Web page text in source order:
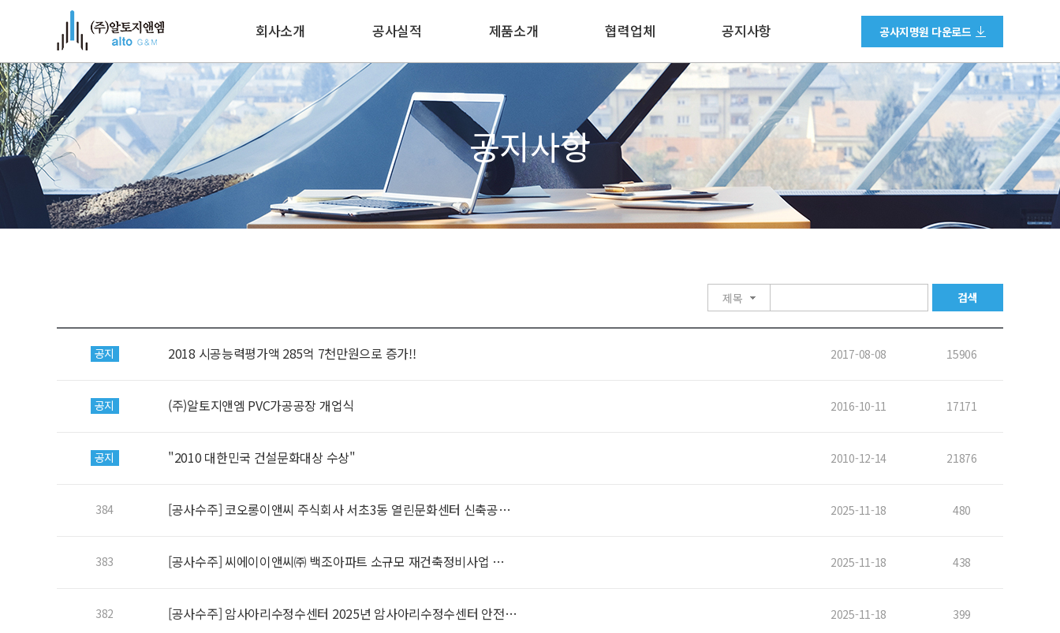
회사소개
인사말
연혁
인증/기술자보유현황
조직도
공사실적
수주공사실적
주요현장사진
제품소개
창호
협력업체
협력업체 등록현황
생산공장 소개
공지사항 공사지명원 다운로드
공지사항
공지 2018 시공능력평가액 285억 7천만원으로 증가!! 2017-08-08 15906
공지 (주)알토지앤엠 PVC가공공장 개업식 2016-10-11 17171
공지 "2010 대한민국 건설문화대상 수상" 2010-12-14 21876
384 [공사수주] 코오롱이앤씨 주식회사 서초3동 열린문화센터 신축공… 2025-11-18 480
383 [공사수주] 씨에이이앤씨㈜ 백조아파트 소규모 재건축정비사업 … 2025-11-18 438
382 [공사수주] 암사아리수정수센터 2025년 암사아리수정수센터 안전… 2025-11-18 399